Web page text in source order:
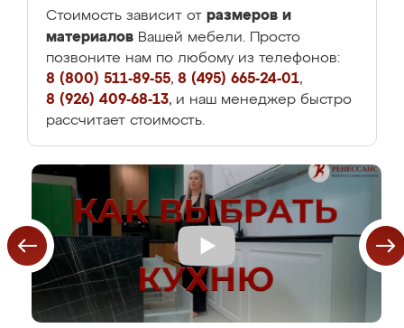
Стоимость зависит от размеров и
материалов Вашей мебели. Просто
позвоните нам по любому из телефонов:
8 (800) 511-89-55, 8 (495) 665-24-01,
8 (926) 409-68-13, и наш менеджер быстро
рассчитает стоимость.